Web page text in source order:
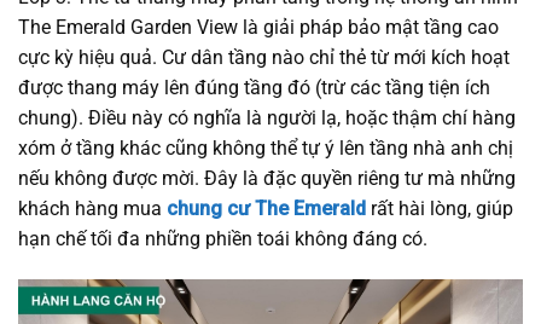
The Emerald Garden View là giải pháp bảo mật tầng cao
cực kỳ hiệu quả. Cư dân tầng nào chỉ thẻ từ mới kích hoạt
được thang máy lên đúng tầng đó (trừ các tầng tiện ích
chung). Điều này có nghĩa là người lạ, hoặc thậm chí hàng
xóm ở tầng khác cũng không thể tự ý lên tầng nhà anh chị
nếu không được mời. Đây là đặc quyền riêng tư mà những
khách hàng mua chung cư The Emerald rất hài lòng, giúp
hạn chế tối đa những phiền toái không đáng có.